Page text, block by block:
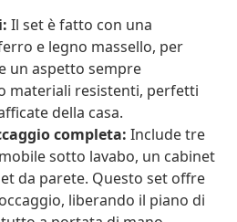
Il set è fatto con una
e legno massello, per
un aspetto sempre
materiali resistenti, perfetti
della casa.
completa: Include tre
sotto lavabo, un cabinet
da parete. Questo set offre
liberando il piano di